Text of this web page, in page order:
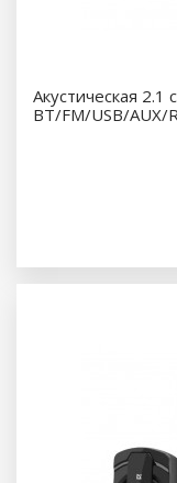
Акустическая
BT/FM/USB/AUX/